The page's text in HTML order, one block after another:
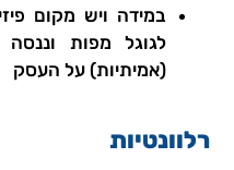
במידה ויש מקום
לגוגל מפות
(אמיתיות) על העסק
רלוונטיות